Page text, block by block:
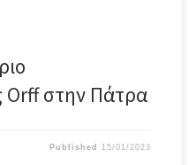
Orff στην Πάτρα
Published 15/01/2023